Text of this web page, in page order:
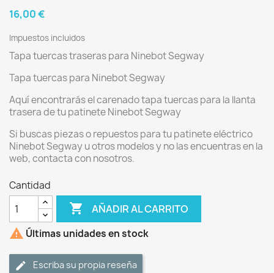
16,00 €
Impuestos incluidos
Tapa tuercas traseras para Ninebot Segway
Tapa tuercas para Ninebot Segway
Aquí encontrarás el carenado tapa tuercas para la llanta
trasera de tu patinete Ninebot Segway
Si buscas piezas o repuestos para tu patinete eléctrico
Ninebot Segway u otros modelos y no las encuentras en la
web, contacta con nosotros.
Cantidad
 AÑADIR AL CARRITO
 Últimas unidades en stock
Escriba su propia reseña